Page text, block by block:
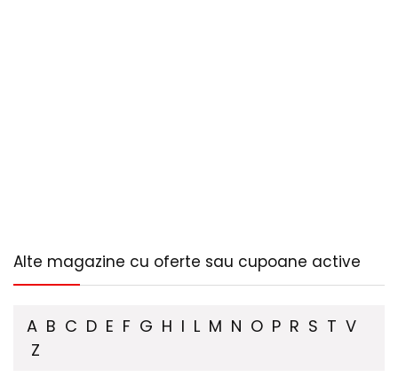
Alte magazine cu oferte sau cupoane active
A B C D E F G H I L M N O P R S T V
Z